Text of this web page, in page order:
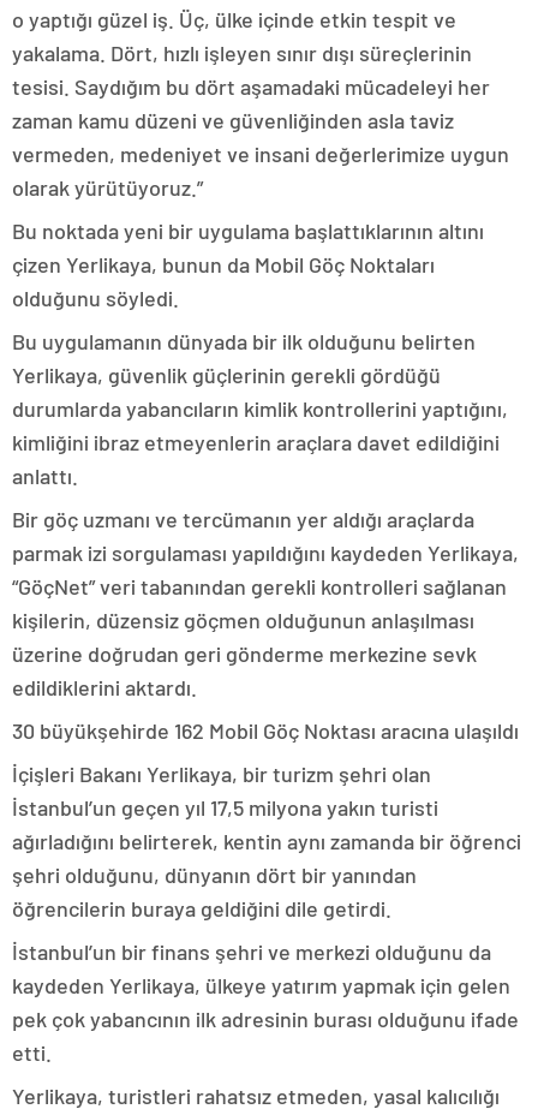
o yaptığı güzel iş. Üç, ülke içinde etkin tespit ve
yakalama. Dört, hızlı işleyen sınır dışı süreçlerinin
tesisi. Saydığım bu dört aşamadaki mücadeleyi her
zaman kamu düzeni ve güvenliğinden asla taviz
vermeden, medeniyet ve insani değerlerimize uygun
olarak yürütüyoruz.”
Bu noktada yeni bir uygulama başlattıklarının altını
çizen Yerlikaya, bunun da Mobil Göç Noktaları
olduğunu söyledi.
Bu uygulamanın dünyada bir ilk olduğunu belirten
Yerlikaya, güvenlik güçlerinin gerekli gördüğü
durumlarda yabancıların kimlik kontrollerini yaptığını,
kimliğini ibraz etmeyenlerin araçlara davet edildiğini
anlattı.
Bir göç uzmanı ve tercümanın yer aldığı araçlarda
parmak izi sorgulaması yapıldığını kaydeden Yerlikaya,
“GöçNet” veri tabanından gerekli kontrolleri sağlanan
kişilerin, düzensiz göçmen olduğunun anlaşılması
üzerine doğrudan geri gönderme merkezine sevk
edildiklerini aktardı.
30 büyükşehirde 162 Mobil Göç Noktası aracına ulaşıldı
İçişleri Bakanı Yerlikaya, bir turizm şehri olan
İstanbul’un geçen yıl 17,5 milyona yakın turisti
ağırladığını belirterek, kentin aynı zamanda bir öğrenci
şehri olduğunu, dünyanın dört bir yanından
öğrencilerin buraya geldiğini dile getirdi.
İstanbul’un bir finans şehri ve merkezi olduğunu da
kaydeden Yerlikaya, ülkeye yatırım yapmak için gelen
pek çok yabancının ilk adresinin burası olduğunu ifade
etti.
Yerlikaya, turistleri rahatsız etmeden, yasal kalıcılığı